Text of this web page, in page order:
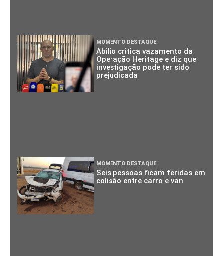
MOMENTO DESTAQUE
Abilio critica vazamento da
Operação Heritage e diz que
investigação pode ter sido
prejudicada
MOMENTO DESTAQUE
Seis pessoas ficam feridas em
colisão entre carro e van